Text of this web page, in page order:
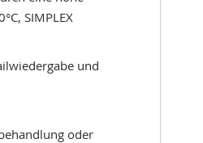
SIMPLEX
und
oder